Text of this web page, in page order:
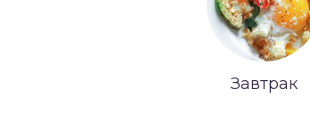
Завтрак